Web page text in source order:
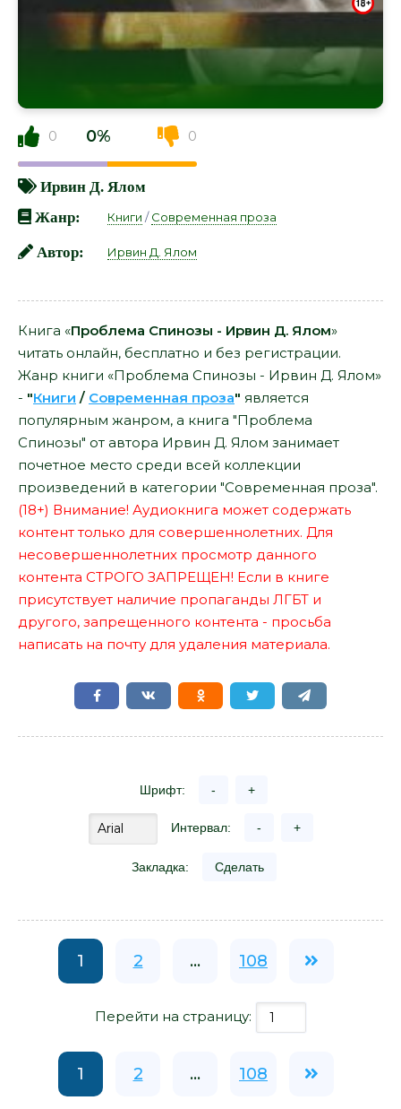
0 0% 0
Ирвин Д. Ялом
Жанр:
Книги /Современная проза
Автор: Ирвин Д. Ялом
Книга «Проблема Спинозы - Ирвин Д. Ялом»
читать онлайн, бесплатно и без регистрации.
Жанр книги «Проблема Спинозы - Ирвин Д. Ялом»
- "Книги / Современная проза" является
популярным жанром, а книга "Проблема
Спинозы" от автора Ирвин Д. Ялом занимает
почетное место среди всей коллекции
произведений в категории "Современная проза".
(18+) Внимание! Аудиокнига может содержать
контент только для совершеннолетних. Для
несовершеннолетних просмотр данного
контента СТРОГО ЗАПРЕЩЕН! Если в книге
присутствует наличие пропаганды ЛГБТ и
другого, запрещенного контента - просьба
написать на почту для удаления материала.
Шрифт: - +
Интервал: - +
Закладка: Сделать
1 2 ... 108
Перейти на страницу:
1 2 ... 108